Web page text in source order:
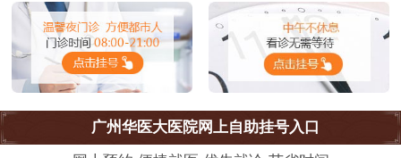
广州华医大医院网上自助挂号入口